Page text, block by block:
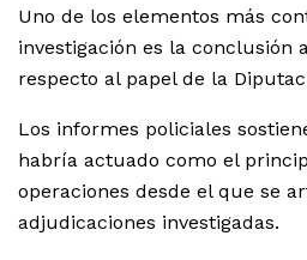
Uno de los elementos más
investigación es la conclusión
respecto al papel de la
Los informes policiales
habría actuado como el
operaciones desde el que se
adjudicaciones investigadas.